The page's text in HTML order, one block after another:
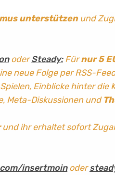
unterstützenund
oderSteady:Fürnur 5
neue Folge per RSS-
Einblicke hinter die
Meta-Diskussionen und
und ihr erhaltet sofort
insertmoinoder